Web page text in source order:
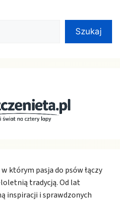
Szukaj
którym pasja do psów łączy
tradycją. Od lat
inspiracji i sprawdzonych